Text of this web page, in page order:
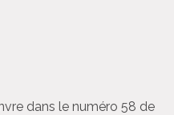
dans le numéro 58 de